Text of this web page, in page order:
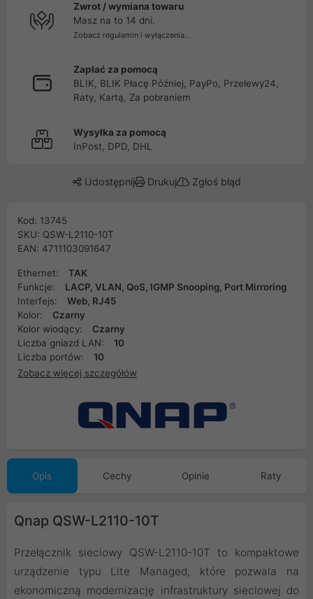
Zwrot / wymiana towaru
Masz na to 14 dni.
Zobacz regulamin i wyłączenia...
Zapłać za pomocą
BLIK, BLIK Płacę Później, PayPo, Przelewy24,
Raty, Kartą, Za pobraniem
Wysyłka za pomocą
InPost, DPD, DHL
Udostępnij Drukuj Zgłoś błąd
Kod: 13745
SKU: QSW-L2110-10T
EAN: 4711103091647
Ethernet:
TAK
Funkcje:
LACP, VLAN, QoS, IGMP Snooping, Port Mirroring
Interfejs:
Web, RJ45
Kolor:
Czarny
Kolor wiodący:
Czarny
Liczba gniazd LAN:
10
Liczba portów:
10
Zobacz więcej szczegółów
Opis Cechy Opinie Raty
Qnap QSW-L2110-10T
Przełącznik sieciowy QSW-L2110-10T to kompaktowe
urządzenie typu Lite Managed, które pozwala na
ekonomiczną modernizację infrastruktury sieciowej do